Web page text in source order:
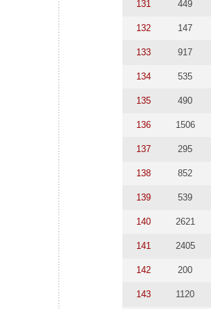
131 449
132 147
133 917
134 535
135 490
136 1506
137 295
138 852
139 539
140 2621
141 2405
142 200
143 1120